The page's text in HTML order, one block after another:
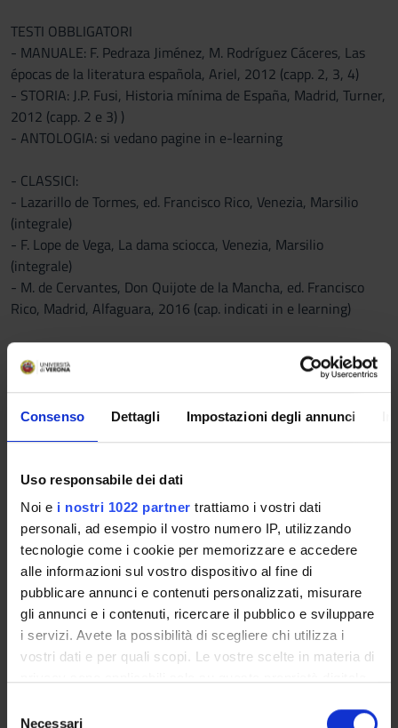
Consenso Dettagli Impostazioni degli annunci
Uso responsabile dei dati
Noi e i nostri 1022 partner trattiamo i vostri dati
personali, ad esempio il vostro numero IP, utilizzando
tecnologie come i cookie per memorizzare e accedere
alle informazioni sul vostro dispositivo al fine di
pubblicare annunci e contenuti personalizzati, misurare
gli annunci e i contenuti, ricercare il pubblico e sviluppare
i servizi. Avete la possibilità di scegliere chi utilizza i
vostri dati e per quali scopi. Le vostre scelte in materia di
modificare o revocare il proprio consenso in qualsiasi
Necessari
TESTI OBBLIGATORI
- MANUALE: F. Pedraza Jiménez, M. Rodríguez Cáceres, Las
épocas de la literatura española, Ariel, 2012 (capp. 2, 3, 4)
- STORIA: J.P. Fusi, Historia mínima de España, Madrid, Turner,
2012 (capp. 2 e 3) )
- ANTOLOGIA: si vedano pagine in e-learning
- CLASSICI:
- Lazarillo de Tormes, ed. Francisco Rico, Venezia, Marsilio
(integrale)
- F. Lope de Vega, La dama sciocca, Venezia, Marsilio
(integrale)
- M. de Cervantes, Don Quijote de la Mancha, ed. Francisco
Rico, Madrid, Alfaguara, 2016 (cap. indicati in e learning)
DIGITAL HUMANITIES
- J. M. Lucía Megías, Elogio del texto digital: claves para
interpretar el nuevo paradigma Madrid 2012.
TESTI CONSIGLIATI SUL DON CHISCIOTTE
Don Quijote)
- (facoltativo): Anthony Close, Guía esencial del Quijote,
Madrid, Visor, 2019
- Edizione elettronica con utili commenti e note: Miguel de
Cervantes, El ingenioso Hidalgo Don Quijote de la Mancha, ed.
F. Rico. Madrid: Centro Virtual Cervantes, 1997.
http://cvc.cervantes.es/literatura/clasicos/quijote
-Traduzione italiana: Cervantes, Don Chisciotte della Mancha,
introd. de Alessandra Riccio, cura e trad. di Barbara Troiano e
Giorgio di Dio, Roma Newton Compton, € 3.90.